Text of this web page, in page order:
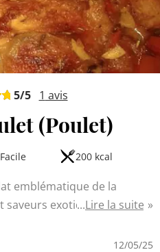
5/5 1 avis
(Poulet)
Facile 200 kcal
emblématique de la
saveurs exotiques et
envoûtants de curcuma
Lire la suite
12/05/25